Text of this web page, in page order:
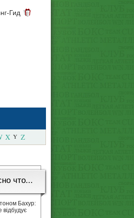
Гид
X Y Z
что...
Бахур:
відбудує